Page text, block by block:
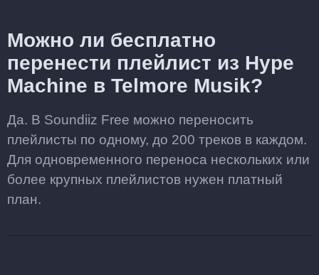
Можно ли бесплатно
перенести плейлист из Hype
Machine в Telmore Musik?
Да. В Soundiiz Free можно переносить
плейлисты по одному, до 200 треков в каждом.
Для одновременного переноса нескольких или
более крупных плейлистов нужен платный
план.